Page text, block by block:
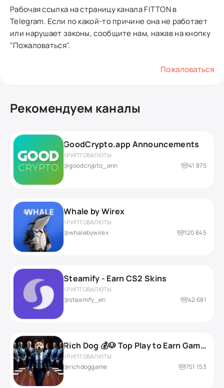
Рабочая ссылка на страницу канала FITTON в
Telegram. Если по какой-то причине она не работает
или нарушает законы, сообщите нам, нажав на кнопку
"Пожаловаться".
Пожаловаться
Рекомендуем каналы
GoodCrypto.app Announcements
КРИПТОВАЛЮТЫ
@goodcrypto_ann 41 875
Whale by Wirex
КРИПТОВАЛЮТЫ
@whalebywirex 120 845
Steamify - Earn CS2 Skins
КРИПТОВАЛЮТЫ
@steamify_en 42 681
Rich Dog 💰🐶 Top Play to Earn Game on TON
КРИПТОВАЛЮТЫ
@richdoggame 751 153